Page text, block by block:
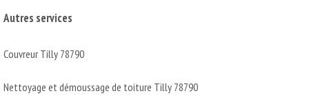
Autres services
Couvreur Tilly 78790
Nettoyage et démoussage de toiture Tilly 78790